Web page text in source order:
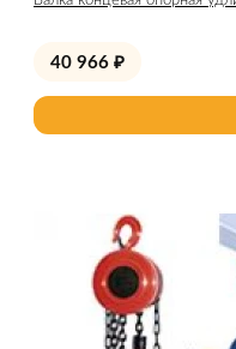
40 966 ₽